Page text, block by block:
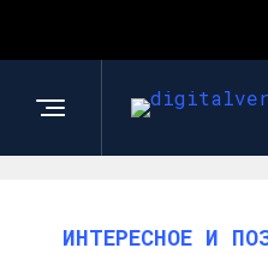
ИНТЕРЕСНОЕ И